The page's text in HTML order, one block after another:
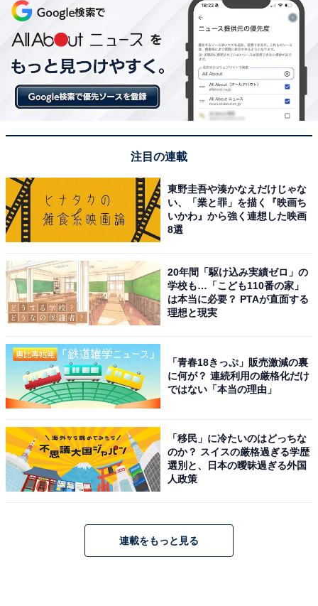
注目の連載
東野圭吾や湊かなえだけじゃな
い、「業と罪」を描く『映画ち
いかわ』から強く連想した映画
8選
20年間「駆け込み実績ゼロ」の
学校も…「こども110番の家」
は本当に必要？ PTAが直面する
理想と現実
「青春18きっぷ」販売激減の裏
に何が？ 連続利用の厳格化だけ
ではない「本当の理由」
「移民」に冷たいのはどっちな
のか？ スイスの厳格過ぎる学歴
選別と、日本の曖昧過ぎる外国
人政策
連載をもっと見る